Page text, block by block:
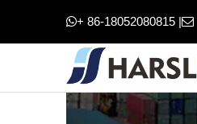
+ 86-18052080815 |